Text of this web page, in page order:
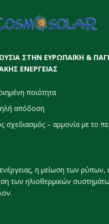
ΣΤΗΝ ΕΥΡΩΠΑΪΚΗ &
ΕΝΕΡΓΕΙΑΣ
ποιότητα
απόδοση
σχεδιασμός – αρμονία με το
η μείωση των ρύπων,
των ηλιοθερμικών